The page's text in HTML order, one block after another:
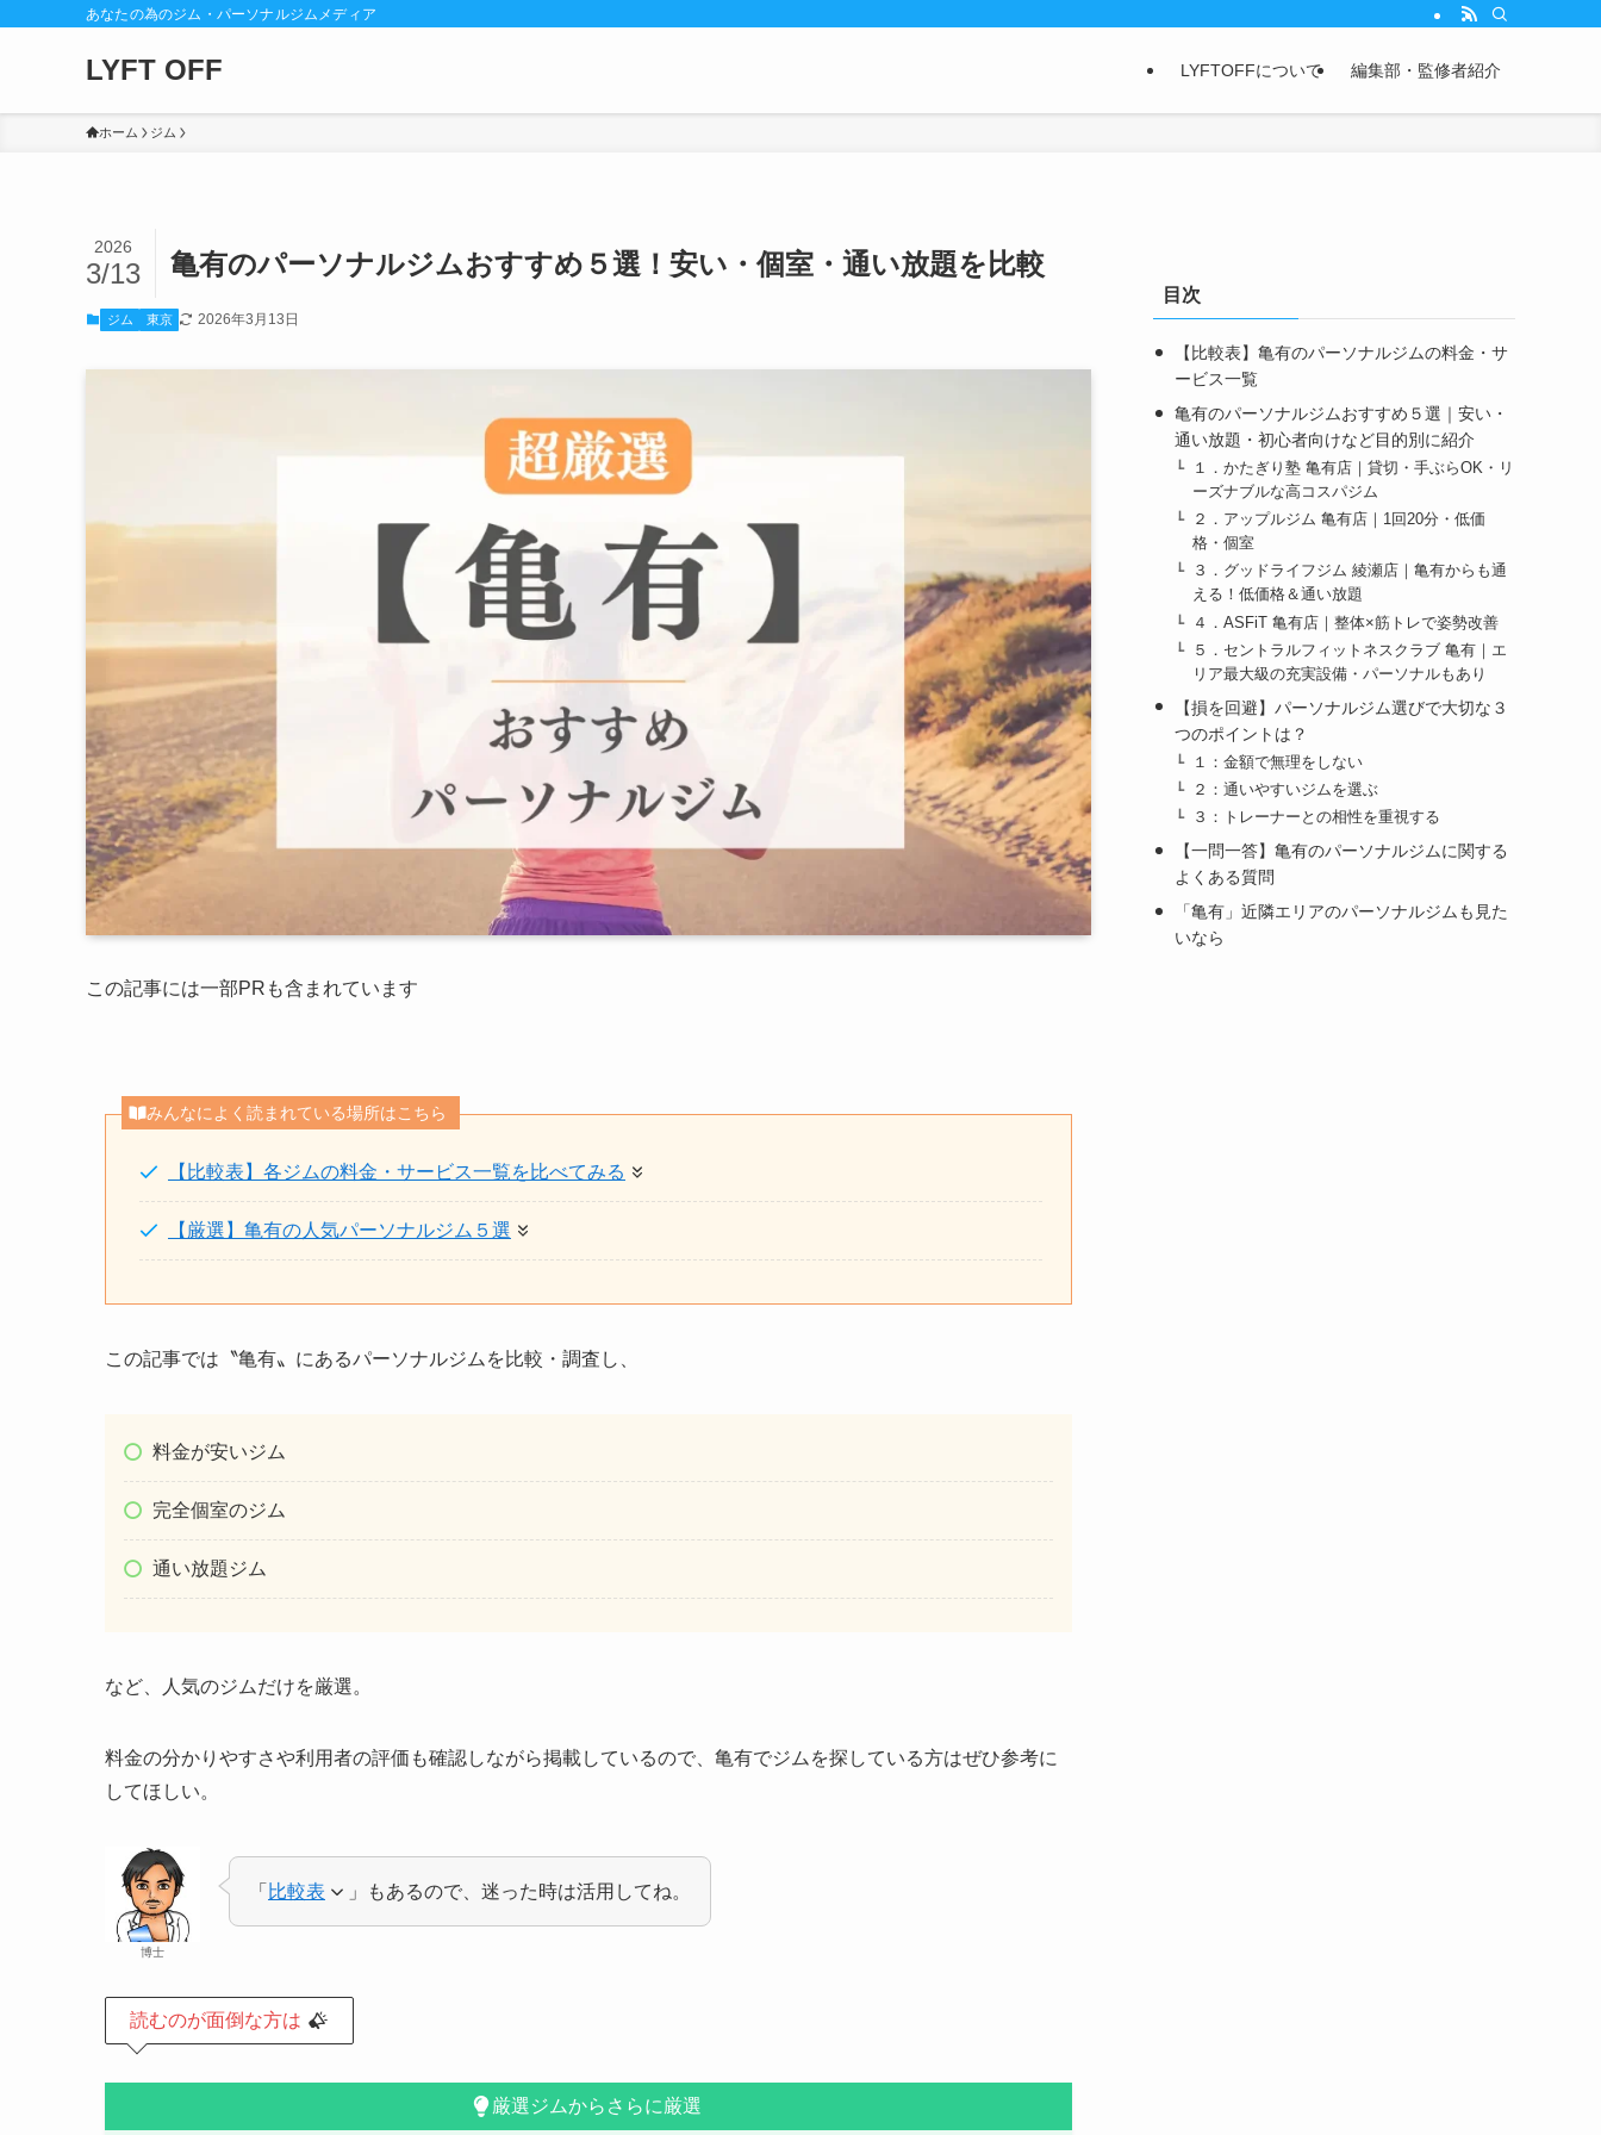
あなたの為のジム・パーソナルジムメディア
LYFT OFF LYFTOFFについて 編集部・監修者紹介
ホーム ジム
亀有のパーソナルジムおすすめ５選！安い・個室・通い放題を比較
2026
3/13
ジム 東京 2026年3月13日
この記事には一部PRも含まれています
みんなによく読まれている場所はこちら
【比較表】各ジムの料金・サービス一覧を比べてみる
【厳選】亀有の人気パーソナルジム５選
この記事では〝亀有〟にあるパーソナルジムを比較・調査し、
料金が安いジム
完全個室のジム
通い放題ジム
など、人気のジムだけを厳選。
料金の分かりやすさや利用者の評価も確認しながら掲載しているので、亀有でジムを探している方はぜひ参考に
してほしい。
博士
「 比較表 」もあるので、迷った時は活用してね。
読むのが面倒な方は
厳選ジムからさらに厳選
目次
【比較表】亀有のパーソナルジムの料金・サ
ービス一覧
亀有のパーソナルジムおすすめ５選｜安い・
通い放題・初心者向けなど目的別に紹介
１．かたぎり塾 亀有店｜貸切・手ぶらOK・リ
ーズナブルな高コスパジム
２．アップルジム 亀有店｜1回20分・低価
格・個室
３．グッドライフジム 綾瀬店｜亀有からも通
える！低価格＆通い放題
４．ASFiT 亀有店｜整体×筋トレで姿勢改善
５．セントラルフィットネスクラブ 亀有｜エ
リア最大級の充実設備・パーソナルもあり
【損を回避】パーソナルジム選びで大切な３
つのポイントは？
１：金額で無理をしない
２：通いやすいジムを選ぶ
３：トレーナーとの相性を重視する
【一問一答】亀有のパーソナルジムに関する
よくある質問
「亀有」近隣エリアのパーソナルジムも見た
いなら